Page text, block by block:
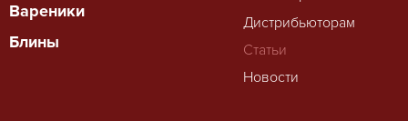
Вареники
Блины
Дистрибьюторам
Статьи
Новости